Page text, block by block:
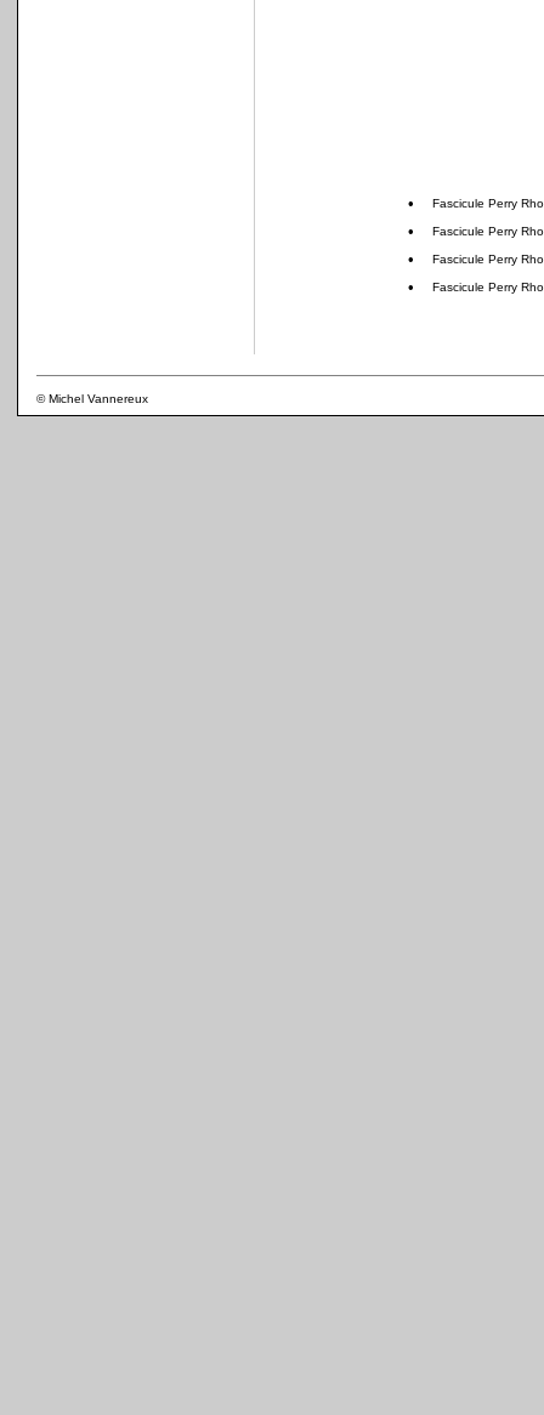
• Fascicule Perry
• Fascicule Perry
• Fascicule Perry
• Fascicule Perry
© Michel Vannereux